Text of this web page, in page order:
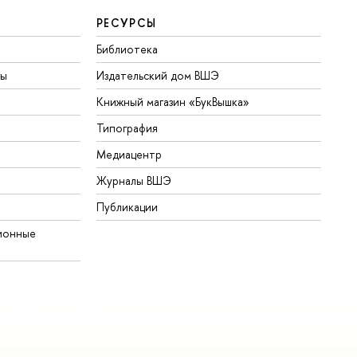
РЕСУРСЫ
Библиотека
Издательский дом ВШЭ
Книжный магазин «БукВышка»
Типография
Медиацентр
Журналы ВШЭ
Публикации